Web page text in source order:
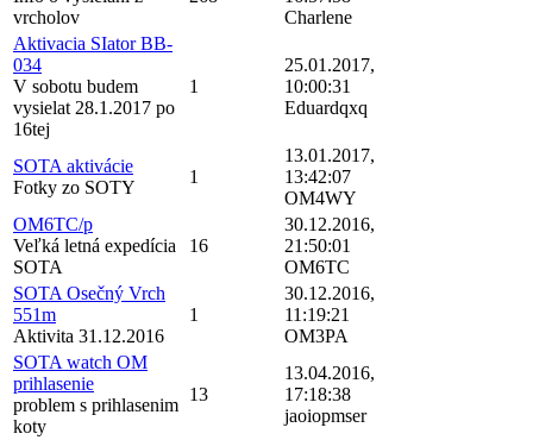
vrcholov
Charlene
Aktivacia SIator BB-
034
V sobotu budem
vysielat 28.1.2017 po
16tej
1
25.01.2017,
10:00:31
Eduardqxq
SOTA aktivácie
Fotky zo SOTY
1
13.01.2017,
13:42:07
OM4WY
OM6TC/p
Veľká letná expedícia
SOTA
16
30.12.2016,
21:50:01
OM6TC
SOTA Osečný Vrch
551m
Aktivita 31.12.2016
1
30.12.2016,
11:19:21
OM3PA
SOTA watch OM
prihlasenie
problem s prihlasenim
koty
13
13.04.2016,
17:18:38
jaoiopmser